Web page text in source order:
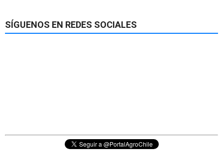
SÍGUENOS EN REDES SOCIALES